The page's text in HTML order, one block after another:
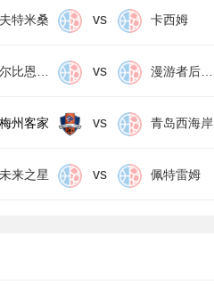
特米桑 vs 卡西姆
vs
梅州客家 vs 青岛西海岸
未来之星 vs 佩特雷姆